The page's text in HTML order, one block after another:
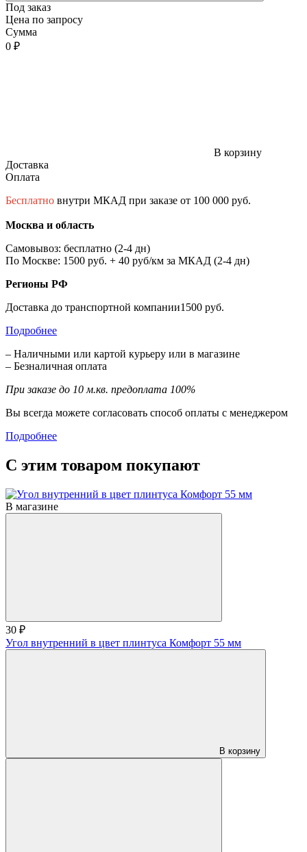
Под заказ
Цена по запросу
Сумма
0 ₽
В корзину
Доставка
Оплата
Бесплатно внутри МКАД при заказе от 100 000 руб.
Москва и область
Самовывоз: бесплатно (2-4 дн)
По Москве: 1500 руб. + 40 руб/км за МКАД (2-4 дн)
Регионы РФ
Доставка до транспортной компании1500 руб.
Подробнее
– Наличными или картой курьеру или в магазине
– Безналичная оплата
При заказе до 10 м.кв. предоплата 100%
Вы всегда можете согласовать способ оплаты с менеджером
Подробнее
С этим товаром покупают
В магазине
30 ₽
Угол внутренний в цвет плинтуса Комфорт 55 мм
В корзину